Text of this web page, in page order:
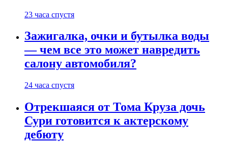
23 часа спустя
Зажигалка, очки и бутылка воды
— чем все это может навредить
салону автомобиля?
24 часа спустя
Отрекшаяся от Тома Круза дочь
Сури готовится к актерскому
дебюту